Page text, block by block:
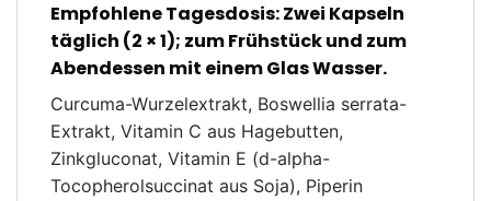
Empfohlene Tagesdosis:Zwei Kapseln
täglich (2 × 1); zum Frühstück und zum
Abendessen mit einem Glas Wasser.
Curcuma-Wurzelextrakt, Boswellia serrata-
Extrakt, Vitamin C aus Hagebutten,
Zinkgluconat, Vitamin E (d-alpha-
Tocopherolsuccinat aus Soja), Piperin